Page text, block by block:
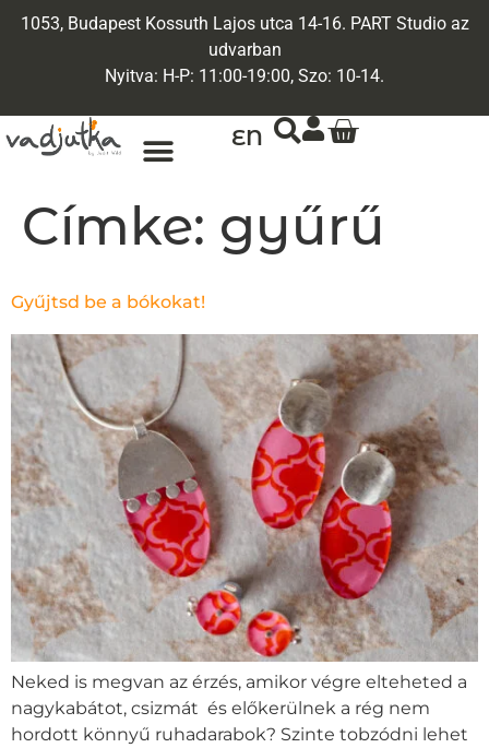
1053, Budapest Kossuth Lajos utca 14-16. PART Studio az
udvarban
Nyitva: H-P: 11:00-19:00, Szo: 10-14.
EN
Címke: gyűrű
Gyűjtsd be a bókokat!
Neked is megvan az érzés, amikor végre elteheted a
nagykabátot, csizmát és előkerülnek a rég nem
hordott könnyű ruhadarabok? Szinte tobzódni lehet